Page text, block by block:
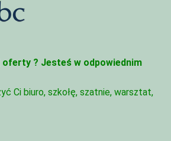
oferty ? Jesteś w odpowiednim
Ci biuro, szkołę, szatnie, warsztat,